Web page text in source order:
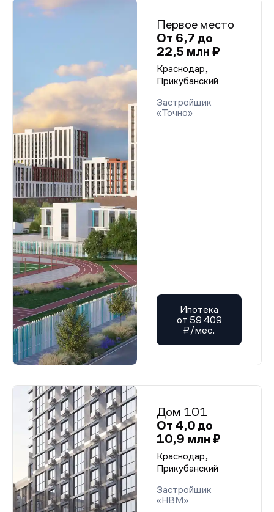
Первое место
От 6,7 до
22,5 млн ₽
Краснодар,
Прикубанский
Застройщик
«Точно»
Ипотека
от 59 409
₽/мес.
Дом 101
От 4,0 до
10,9 млн ₽
Краснодар,
Прикубанский
Застройщик
«НВМ»